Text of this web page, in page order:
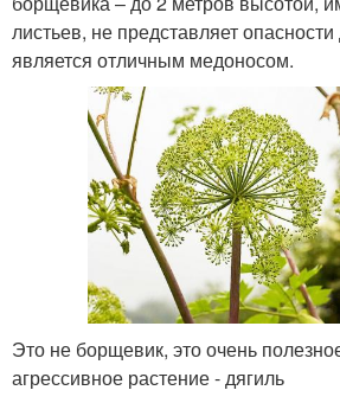
листьев, не представляет
является отличным медоносом.
Это не борщевик, это очень
агрессивное растение - дягиль